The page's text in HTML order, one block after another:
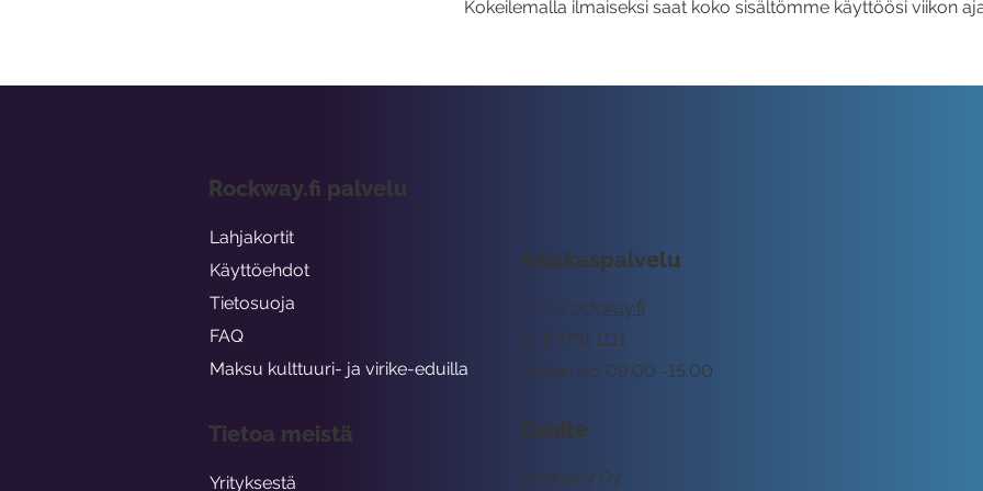
Kokeilemalla ilmaiseksi saat koko sisältömme käyttöösi viikon
Asiakaspalvelu
tuki@rockway.fi
Arkisin klo 09:00 -15:00
045 7731 1111
Osoite
Rockway Oy
Rockway.fi palvelu
Lahjakortit
Käyttöehdot
Tietosuoja
FAQ
Maksu kulttuuri- ja virike-eduilla
Tietoa meistä
Yrityksestä